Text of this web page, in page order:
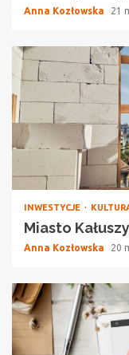
Anna Kozłowska 21
INWESTYCJE
Miasto
Anna Kozłowska 20